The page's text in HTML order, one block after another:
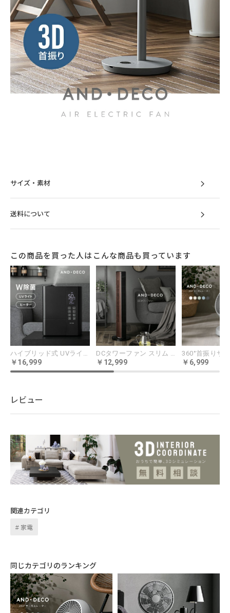
サイズ・素材
送料について
この商品を買った人はこんな商品も買っています
16,999 12,999 6,999
レビュー
関連カテゴリ
家電
同じカテゴリのランキング